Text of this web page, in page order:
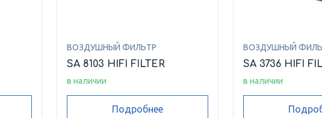
ВОЗДУШНЫЙ ФИЛЬТР
SA 8103 HIFI FILTER
в наличии
Подробнее
ВОЗДУШНЫЙ
SA 3736 HIFI
в наличии